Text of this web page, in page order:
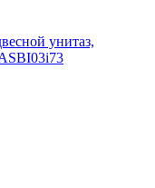
унитаз,